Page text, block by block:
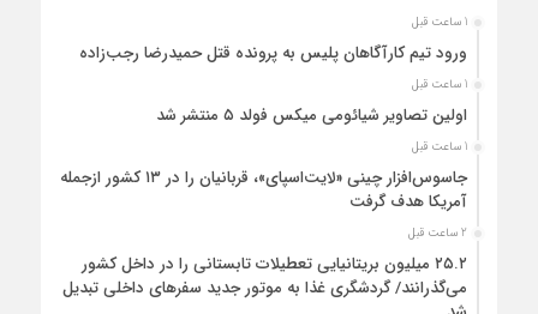
1 ساعت قبل
ورود تیم کارآگاهان پلیس به پرونده قتل حمیدرضا رجب‌زاده
1 ساعت قبل
اولین تصاویر شیائومی میکس فولد ۵ منتشر شد
1 ساعت قبل
جاسوس‌افزار چینی «لایت‌اسپای»، قربانیان را در ۱۳ کشور ازجمله
آمریکا هدف گرفت
2 ساعت قبل
۲۵.۲ میلیون بریتانیایی تعطیلات تابستانی را در داخل کشور
می‌گذرانند/ گردشگری غذا به موتور جدید سفرهای داخلی تبدیل